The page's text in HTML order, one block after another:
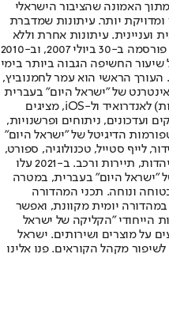
האמונה שהציבור הישראלי
ומדויקת יותר. עיתונות שמדברת
ועניינית. עיתונות אחרת וללא
תשלום. המהדורה המודפסת הראשונה פורסמה ב-30 ביולי 2007, וב-2010
שיעור החשיפה הגבוה ביותר בימי
העורך הראשי הוא עמר לחמנוביץ,
של "ישראל היום" בעברית
ובאנגלית, כמו כן היישומונים (אפליקציות) לאנדרואיד ול-iOS, מציגים
ועדכונים, ניתוחים ופרשנויות,
הדיגיטל של "ישראל היום"
לייף סטייל, טכנולוגיה, ספורט,
כלכלה וצרכנות, בריאות, חיילים, אוכל, יהדות, תיירות ורכב. ב-2021 עלו
"ישראל היום" בעברית, במטרה
ונוחה. תכני המהדורה
יומית מקוונת, ואפשר
הייחודי "הקליקה של ישראל
על מוצרים ושירותים. ישראל
מקהל הקוראים. פנו אלינו